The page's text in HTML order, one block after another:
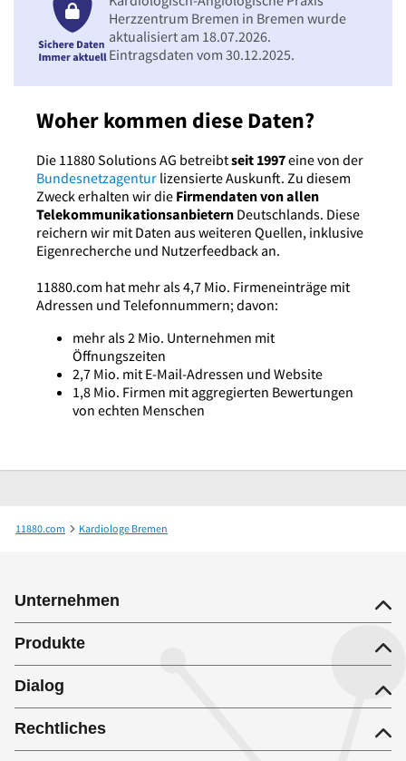
Woher kommen diese Daten?
Die 11880 Solutions AG betreibtseit 1997eine von der
Bundesnetzagentur lizensierte Auskunft. Zu diesem
Zweck erhalten wir die Firmendaten von allen
Telekommunikationsanbietern Deutschlands. Diese
reichern wir mit Daten aus weiteren Quellen, inklusive
Eigenrecherche und Nutzerfeedback an.
11880.com hat mehr als 4,7 Mio. Firmeneinträge mit
Adressen und Telefonnummern; davon:
mehr als 2 Mio. Unternehmen mit
Öffnungszeiten
2,7 Mio. mit E-Mail-Adressen und Website
1,8 Mio. Firmen mit aggregierten Bewertungen
von echten Menschen
Herzzentrum Bremen in Bremen wurde
aktualisiert am 18.07.2026.
Eintragsdaten vom 30.12.2025.
11880.com
Kardiologe Bremen
Unternehmen
Produkte
Dialog
Rechtliches